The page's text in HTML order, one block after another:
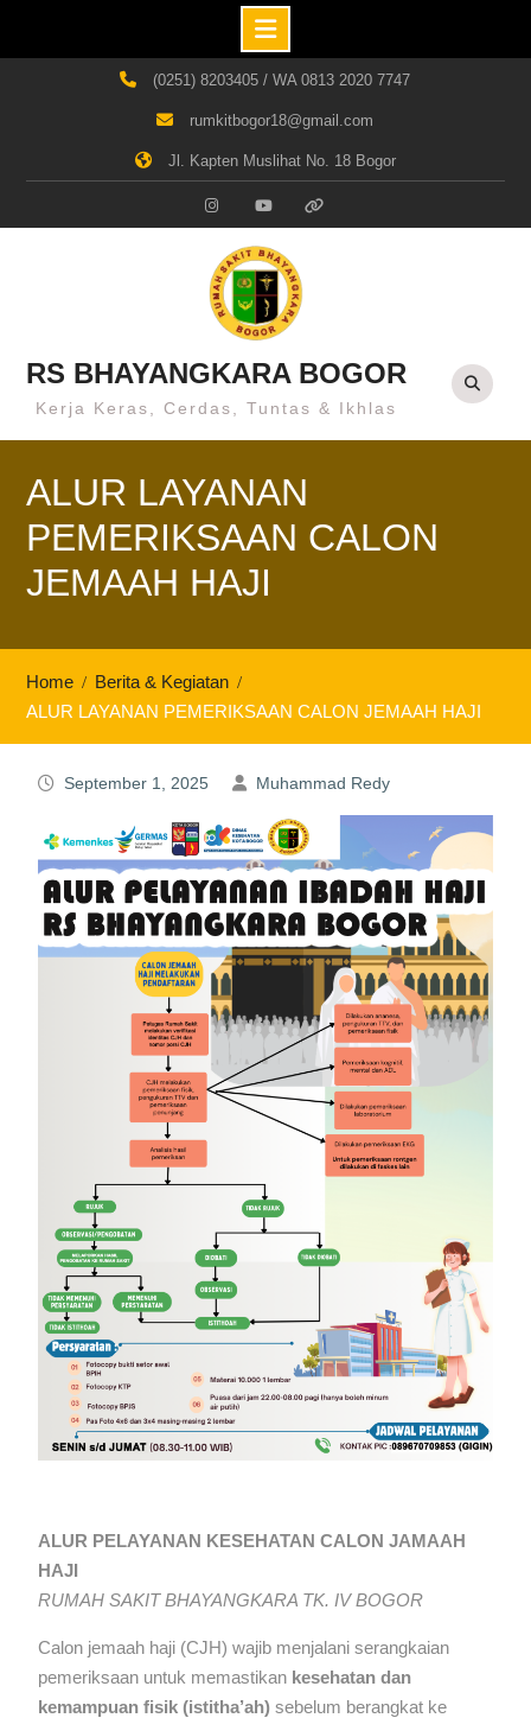
(0251) 8203405 / WA 0813 2020 7747
rumkitbogor18@gmail.com
Jl. Kapten Muslihat No. 18 Bogor
InstagramYoutube Whatsapp
RS BHAYANGKARA BOGOR
Kerja Keras, Cerdas, Tuntas & Ikhlas
ALUR LAYANAN
PEMERIKSAAN CALON
JEMAAH HAJI
Home
Berita & Kegiatan
ALUR LAYANAN PEMERIKSAAN CALON JEMAAH HAJI
September 1, 2025 Muhammad Redy
ALUR PELAYANAN KESEHATAN CALON JAMAAH
HAJI
RUMAH SAKIT BHAYANGKARA TK. IV BOGOR
Calon jemaah haji (CJH) wajib menjalani serangkaian
pemeriksaan untuk memastikan kesehatan dan
kemampuan fisik (istitha’ah)sebelum berangkat ke